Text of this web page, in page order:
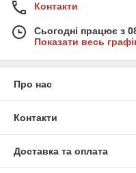
Контакти
Сьогодні працює з
Показати весь
Про нас
Контакти
Доставка та оплата